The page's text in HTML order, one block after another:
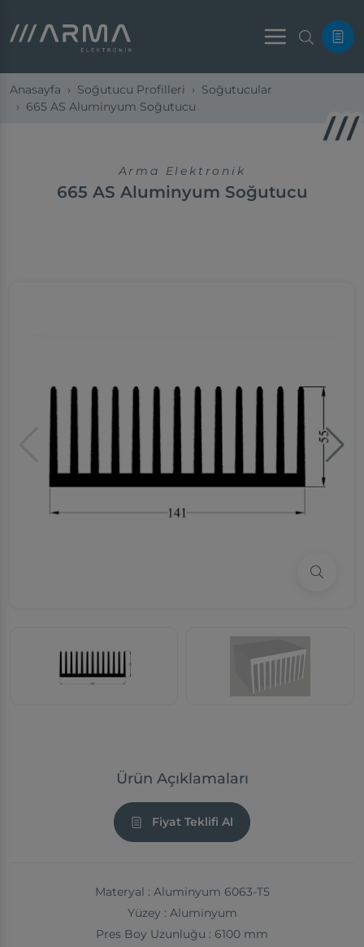
Menu
Anasayfa Soğutucu Profilleri
Soğutucular
665 AS Aluminyum Soğutucu
Arma Elektronik
665 AS Aluminyum Soğutucu
Ürün Açıklamaları
Fiyat Teklifi Al
Materyal : Aluminyum 6063-T5
Yüzey : Aluminyum
Pres Boy Uzunluğu : 6100 mm